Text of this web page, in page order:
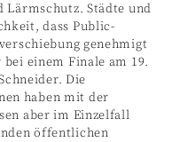
Lärmschutz. Städte und
dass Public-
genehmigt
einem Finale am 19.
Die
haben mit der
aber im Einzelfall
öffentlichen